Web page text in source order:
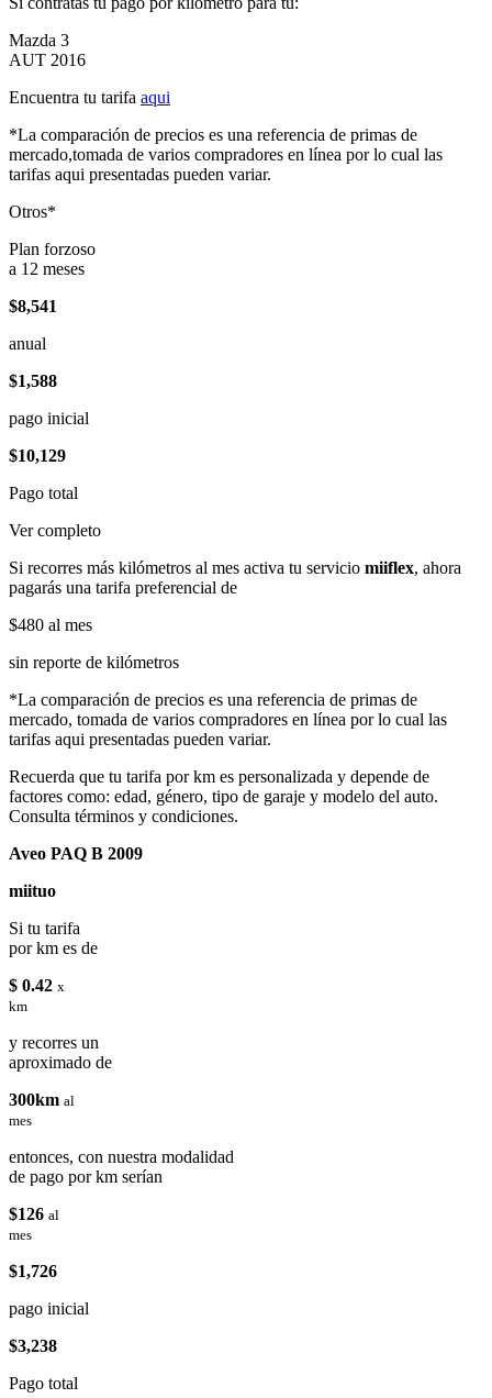
Mazda 3
AUT 2016
Encuentra tu tarifa aqui
*La comparación de precios es una referencia de primas de
mercado,tomada de varios compradores en línea por lo cual las
tarifas aqui presentadas pueden variar.
Otros*
Plan forzoso
a 12 meses
$8,541
anual
$1,588
pago inicial
$10,129
Pago total
Ver completo
Si recorres más kilómetros al mes activa tu servicio miiflex, ahora
pagarás una tarifa preferencial de
$480 al mes
sin reporte de kilómetros
*La comparación de precios es una referencia de primas de
mercado, tomada de varios compradores en línea por lo cual las
tarifas aqui presentadas pueden variar.
Recuerda que tu tarifa por km es personalizada y depende de
factores como: edad, género, tipo de garaje y modelo del auto.
Consulta términos y condiciones.
Aveo PAQ B 2009
miituo
Si tu tarifa
por km es de
$ 0.42 x
km
y recorres un
aproximado de
300km al
mes
entonces, con nuestra modalidad
de pago por km serían
$126 al
mes
$1,726
pago inicial
$3,238
Pago total